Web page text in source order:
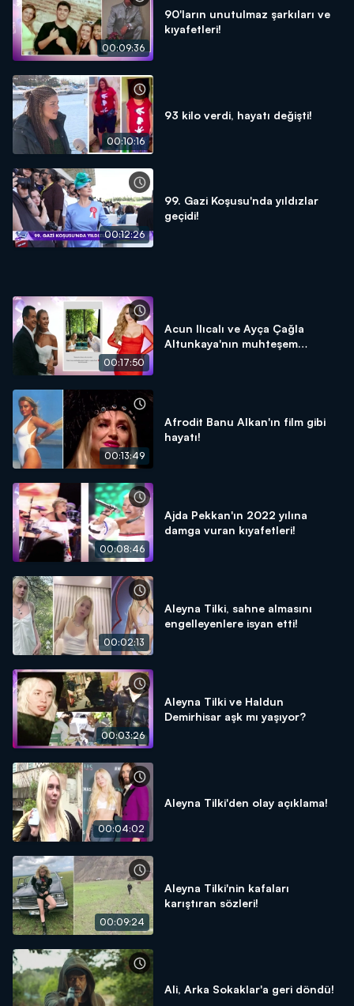
00:09:36
90'ların unutulmaz şarkıları ve
kıyafetleri!
00:10:16
93 kilo verdi, hayatı değişti!
00:12:26
99. Gazi Koşusu'nda yıldızlar
geçidi!
00:17:50
Acun Ilıcalı ve Ayça Çağla
Altunkaya'nın muhteşem
00:13:49
Afrodit Banu Alkan'ın film gibi
hayatı!
00:08:46
Ajda Pekkan'ın 2022 yılına
damga vuran kıyafetleri!
00:02:13
Aleyna Tilki, sahne almasını
engelleyenlere isyan etti!
00:03:26
Aleyna Tilki ve Haldun
Demirhisar aşk mı yaşıyor?
00:04:02
Aleyna Tilki'den olay açıklama!
00:09:24
Aleyna Tilki'nin kafaları
karıştıran sözleri!
Ali, Arka Sokaklar'a geri döndü!